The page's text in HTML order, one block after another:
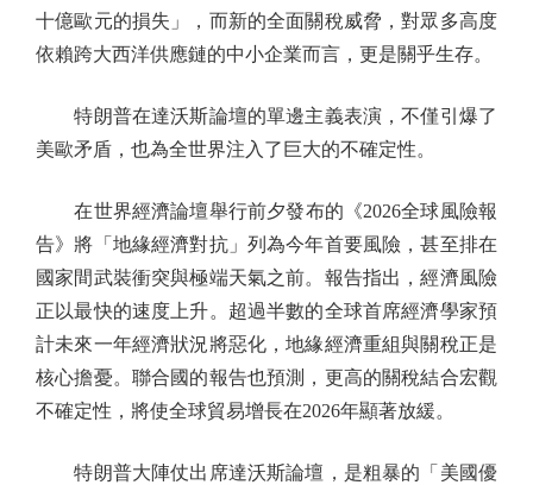
十億歐元的損失」，而新的全面關稅威脅，對眾多高度
依賴跨大西洋供應鏈的中小企業而言，更是關乎生存。
特朗普在達沃斯論壇的單邊主義表演，不僅引爆了
美歐矛盾，也為全世界注入了巨大的不確定性。
在世界經濟論壇舉行前夕發布的《2026全球風險報
告》將「地緣經濟對抗」列為今年首要風險，甚至排在
國家間武裝衝突與極端天氣之前。報告指出，經濟風險
正以最快的速度上升。超過半數的全球首席經濟學家預
計未來一年經濟狀況將惡化，地緣經濟重組與關稅正是
核心擔憂。聯合國的報告也預測，更高的關稅結合宏觀
不確定性，將使全球貿易增長在2026年顯著放緩。
特朗普大陣仗出席達沃斯論壇，是粗暴的「美國優